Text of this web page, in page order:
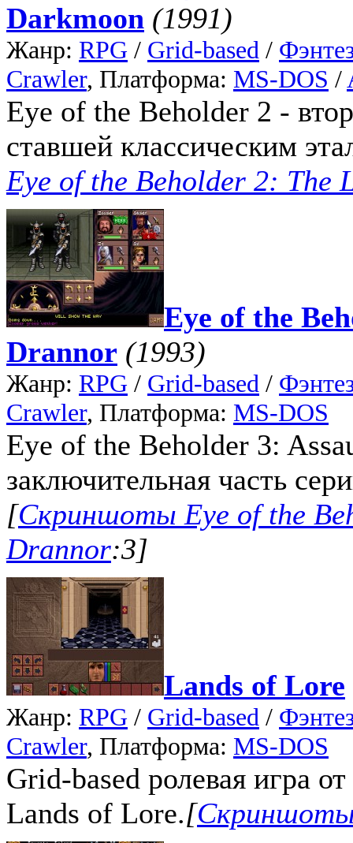
Darkmoon (1991)
Жанр: RPG / Grid-based /
Crawler, Платформа: MS-DOS /
Eye of the Beholder 2 -
ставшей классическим
Eye of the Beholder 2: The
Eye of the
Drannor (1993)
Жанр: RPG / Grid-based /
Crawler, Платформа: MS-DOS
Eye of the Beholder 3:
заключительная часть
[Скриншоты Eye of the
Drannor:3]
Lands of Lore
Жанр: RPG / Grid-based /
Crawler, Платформа: MS-DOS
Grid-based ролевая игра
Lands of Lore.[